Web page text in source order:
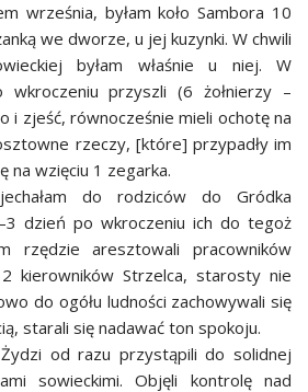
września, byłam koło Sambora 10
we dworze, u jej kuzynki. W chwili
byłam właśnie u niej. W
przyszli (6 żołnierzy –
i zjeść, równocześnie mieli ochotę na
rzeczy, [które] przypadły im
na wzięciu 1 zegarka.
do rodziców do Gródka
dzień po wkroczeniu ich do tegoż
rzędzie aresztowali pracowników
kierowników Strzelca, starosty nie
do ogółu ludności zachowywali się
starali się nadawać ton spokoju.
od razu przystąpili do solidnej
sowieckimi. Objęli kontrolę nad